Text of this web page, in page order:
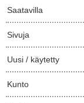
Saatavilla
Sivuja
Uusi / käytetty
Kunto